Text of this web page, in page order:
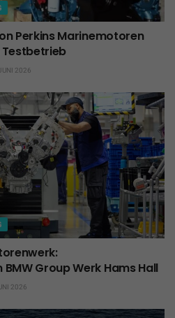
Perkins Marinemotoren
2026
Group Werk Hams Hall
2026